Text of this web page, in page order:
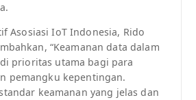
Asosiasi IoT Indonesia, Rido
“Keamanan data dalam
prioritas utama bagi para
pemangku kepentingan.
keamanan yang jelas dan